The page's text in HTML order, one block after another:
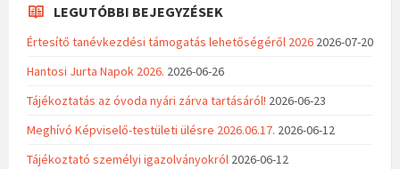
LEGUTÓBBI BEJEGYZÉSEK
Értesítő tanévkezdési támogatás lehetőségéről 2026 2026-07-20
Hantosi Jurta Napok 2026. 2026-06-26
Tájékoztatás az óvoda nyári zárva tartásáról! 2026-06-23
Meghívó Képviselő-testületi ülésre 2026.06.17. 2026-06-12
Tájékoztató személyi igazolványokról 2026-06-12